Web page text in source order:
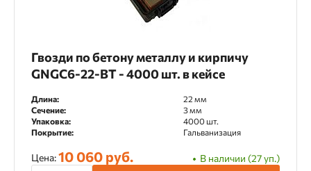
Гвозди по бетону металлу и кирпичу
GNGC6-22-BT - 4000 шт. в кейсе
Длина:
22 мм
Сечение:
3 мм
Упаковка:
4000 шт.
Покрытие:
Гальванизация
Цена:10 060 руб.
В наличии (27 уп.)